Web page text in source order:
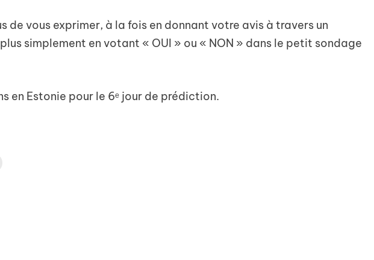
de vous exprimer, à la fois en donnant votre avis à travers un
simplement en votant « OUI » ou « NON » dans le petit sondage
en Estonie pour le 6ᵉ jour de prédiction.